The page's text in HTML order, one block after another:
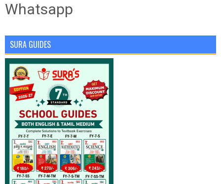
Whatsapp
SURA GUIDES